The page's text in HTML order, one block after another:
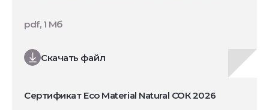
Скачать файл
pdf, 1 Мб
Сертификат Eco Material Natural СОК 2026